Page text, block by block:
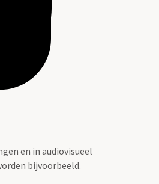
en in audiovisueel
bijvoorbeeld.